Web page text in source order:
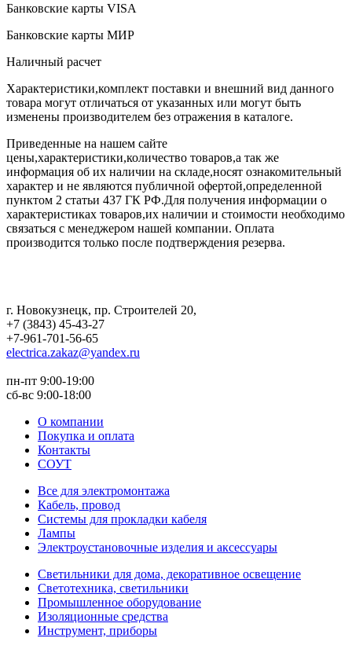
Банковские карты VISA
Банковские карты МИР
Наличный расчет
Характеристики,комплект поставки и внешний вид данного
товара могут отличаться от указанных или могут быть
изменены производителем без отражения в каталоге.
Приведенные на нашем сайте
цены,характеристики,количество товаров,а так же
информация об их наличии на складе,носят ознакомительный
характер и не являются публичной офертой,определенной
пунктом 2 статьи 437 ГК РФ.Для получения информации о
характеристиках товаров,их наличии и стоимости необходимо
связаться с менеджером нашей компании. Оплата
производится только после подтверждения резерва.
г. Новокузнецк, пр. Строителей 20,
+7 (3843) 45-43-27
+7-961-701-56-65
electrica.zakaz@yandex.ru
пн-пт 9:00-19:00
сб-вс 9:00-18:00
О компании
Покупка и оплата
Контакты
СОУТ
Все для электромонтажа
Кабель, провод
Системы для прокладки кабеля
Лампы
Электроустановочные изделия и аксессуары
Светильники для дома, декоративное освещение
Светотехника, светильники
Промышленное оборудование
Изоляционные средства
Инструмент, приборы